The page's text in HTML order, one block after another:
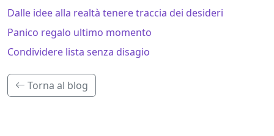
Dalle idee alla realtà tenere traccia dei desideri
Panico regalo ultimo momento
Condividere lista senza disagio
Torna al blog